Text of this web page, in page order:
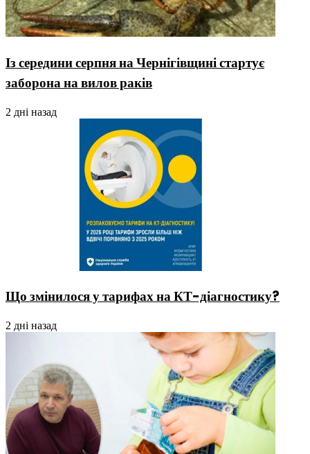
Із середини серпня на Чернігівщині стартує
заборона на вилов раків
2 дні назад
Що змінилося у тарифах на КТ-діагностику?
2 дні назад